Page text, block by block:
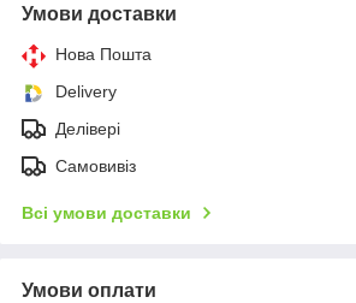
Умови доставки
Нова Пошта
Delivery
Делівері
Самовивіз
Всі умови доставки
Умови оплати